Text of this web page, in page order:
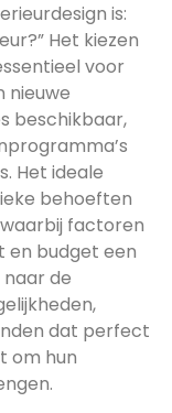
is:
Het kiezen
voor
nieuwe
beschikbaar,
Het ideale
behoeften
factoren
en budget een
de
dat perfect
om hun